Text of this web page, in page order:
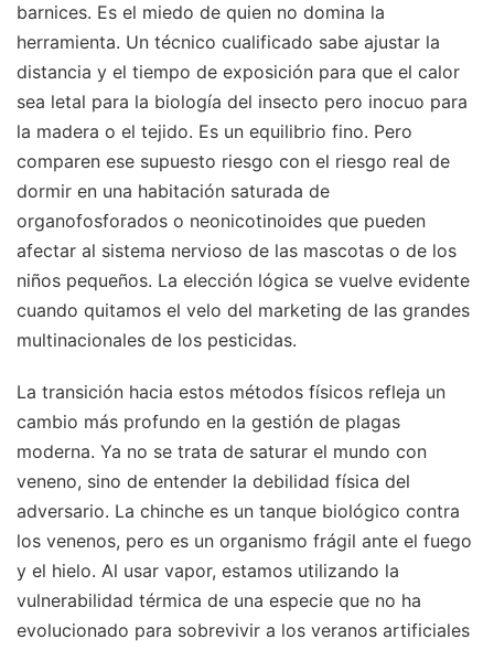
barnices. Es el miedo de quien no domina la
herramienta. Un técnico cualificado sabe ajustar la
distancia y el tiempo de exposición para que el calor
sea letal para la biología del insecto pero inocuo para
la madera o el tejido. Es un equilibrio fino. Pero
comparen ese supuesto riesgo con el riesgo real de
dormir en una habitación saturada de
organofosforados o neonicotinoides que pueden
afectar al sistema nervioso de las mascotas o de los
niños pequeños. La elección lógica se vuelve evidente
cuando quitamos el velo del marketing de las grandes
multinacionales de los pesticidas.
La transición hacia estos métodos físicos refleja un
cambio más profundo en la gestión de plagas
moderna. Ya no se trata de saturar el mundo con
veneno, sino de entender la debilidad física del
adversario. La chinche es un tanque biológico contra
los venenos, pero es un organismo frágil ante el fuego
y el hielo. Al usar vapor, estamos utilizando la
vulnerabilidad térmica de una especie que no ha
evolucionado para sobrevivir a los veranos artificiales